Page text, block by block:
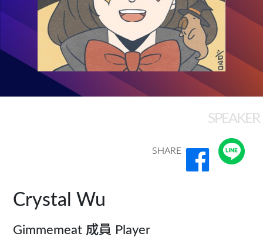
SPEAKER
SHARE
Crystal Wu
Gimmemeat 成員 Player